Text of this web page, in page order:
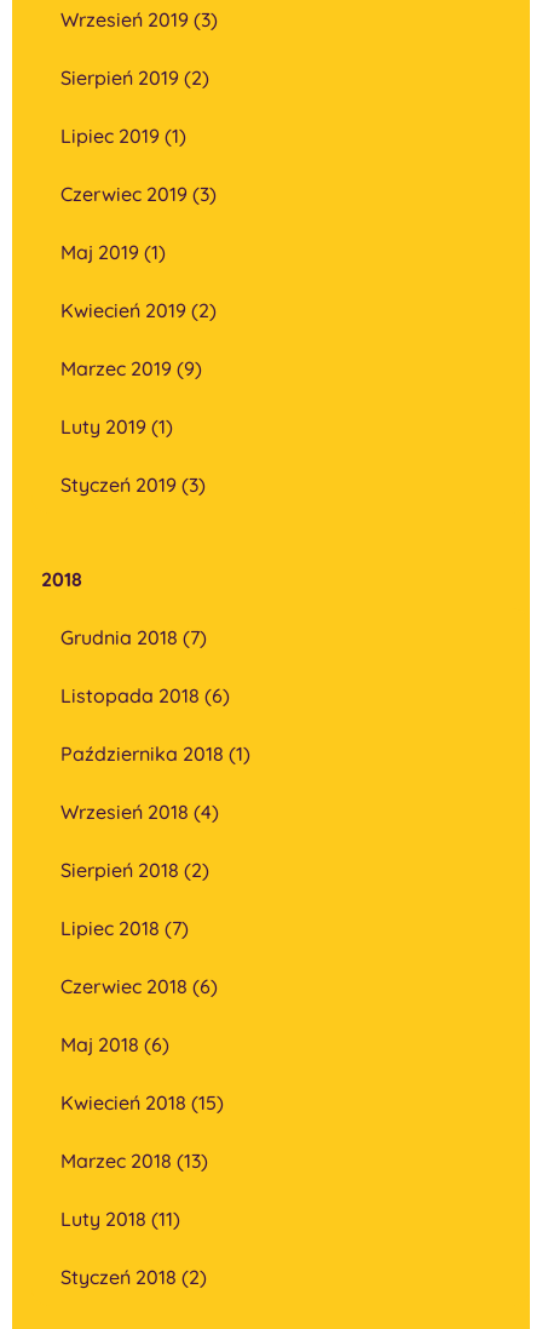
Wrzesień 2019 (3)
Sierpień 2019 (2)
Lipiec 2019 (1)
Czerwiec 2019 (3)
Maj 2019 (1)
Kwiecień 2019 (2)
Marzec 2019 (9)
Luty 2019 (1)
Styczeń 2019 (3)
2018
Grudnia 2018 (7)
Listopada 2018 (6)
Października 2018 (1)
Wrzesień 2018 (4)
Sierpień 2018 (2)
Lipiec 2018 (7)
Czerwiec 2018 (6)
Maj 2018 (6)
Kwiecień 2018 (15)
Marzec 2018 (13)
Luty 2018 (11)
Styczeń 2018 (2)